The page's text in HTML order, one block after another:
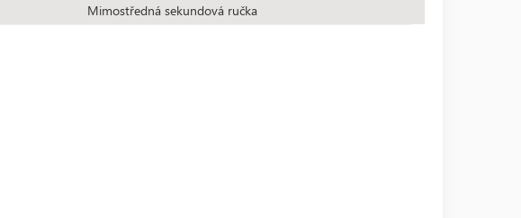
Mimostředná sekundová ručka